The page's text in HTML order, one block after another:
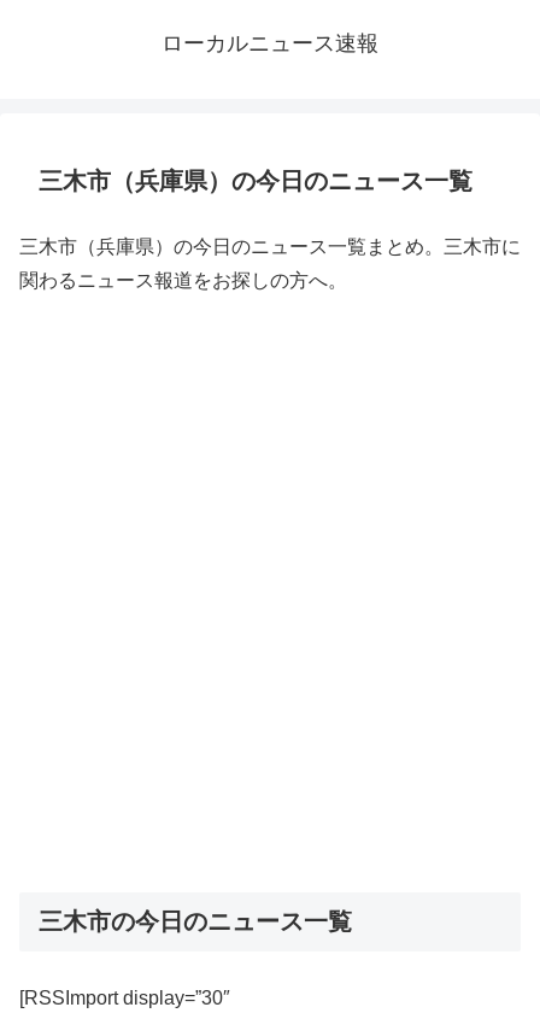
ローカルニュース速報
三木市（兵庫県）の今日のニュース一覧
三木市（兵庫県）の今日のニュース一覧まとめ。三木市に
関わるニュース報道をお探しの方へ。
三木市の今日のニュース一覧
[RSSImport display=”30″